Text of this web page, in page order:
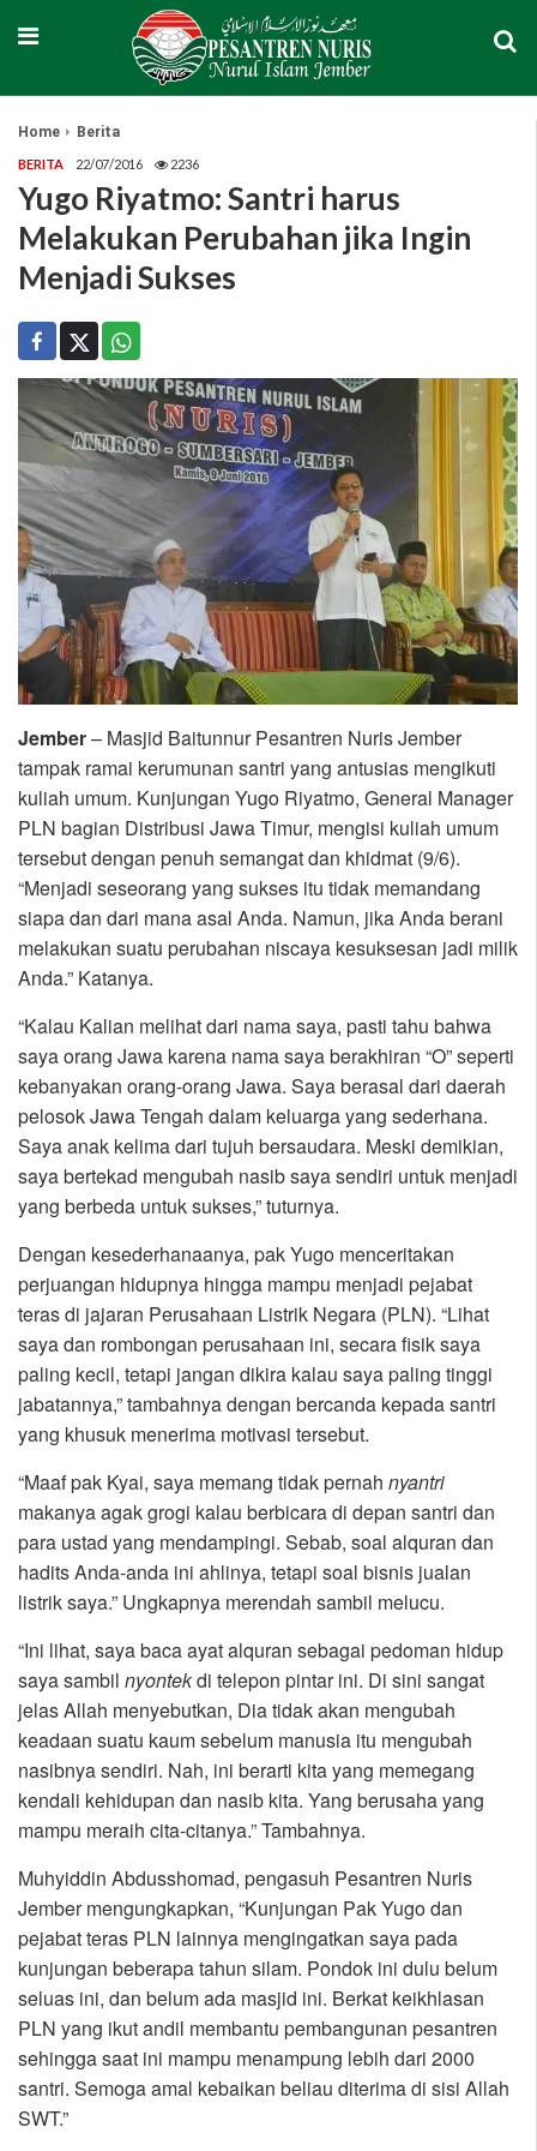
Home Berita
BERITA 22/07/2016 2236
Yugo Riyatmo: Santri harus
Melakukan Perubahan jika Ingin
Menjadi Sukses
Jember– Masjid Baitunnur Pesantren Nuris Jember
tampak ramai kerumunan santri yang antusias mengikuti
kuliah umum. Kunjungan Yugo Riyatmo, General Manager
PLN bagian Distribusi Jawa Timur, mengisi kuliah umum
tersebut dengan penuh semangat dan khidmat (9/6).
“Menjadi seseorang yang sukses itu tidak memandang
siapa dan dari mana asal Anda. Namun, jika Anda berani
melakukan suatu perubahan niscaya kesuksesan jadi milik
Anda.” Katanya.
“Kalau Kalian melihat dari nama saya, pasti tahu bahwa
saya orang Jawa karena nama saya berakhiran “O” seperti
kebanyakan orang-orang Jawa. Saya berasal dari daerah
pelosok Jawa Tengah dalam keluarga yang sederhana.
Saya anak kelima dari tujuh bersaudara. Meski demikian,
saya bertekad mengubah nasib saya sendiri untuk menjadi
yang berbeda untuk sukses,” tuturnya.
Dengan kesederhanaanya, pak Yugo menceritakan
perjuangan hidupnya hingga mampu menjadi pejabat
teras di jajaran Perusahaan Listrik Negara (PLN). “Lihat
saya dan rombongan perusahaan ini, secara fisik saya
paling kecil, tetapi jangan dikira kalau saya paling tinggi
jabatannya,” tambahnya dengan bercanda kepada santri
yang khusuk menerima motivasi tersebut.
“Maaf pak Kyai, saya memang tidak pernah nyantri
makanya agak grogi kalau berbicara di depan santri dan
para ustad yang mendampingi. Sebab, soal alquran dan
hadits Anda-anda ini ahlinya, tetapi soal bisnis jualan
listrik saya.” Ungkapnya merendah sambil melucu.
“Ini lihat, saya baca ayat alquran sebagai pedoman hidup
saya sambil nyontekdi telepon pintar ini. Di sini sangat
jelas Allah menyebutkan, Dia tidak akan mengubah
keadaan suatu kaum sebelum manusia itu mengubah
nasibnya sendiri. Nah, ini berarti kita yang memegang
kendali kehidupan dan nasib kita. Yang berusaha yang
mampu meraih cita-citanya.” Tambahnya.
Muhyiddin Abdusshomad, pengasuh Pesantren Nuris
Jember mengungkapkan, “Kunjungan Pak Yugo dan
pejabat teras PLN lainnya mengingatkan saya pada
kunjungan beberapa tahun silam. Pondok ini dulu belum
seluas ini, dan belum ada masjid ini. Berkat keikhlasan
PLN yang ikut andil membantu pembangunan pesantren
sehingga saat ini mampu menampung lebih dari 2000
santri. Semoga amal kebaikan beliau diterima di sisi Allah
SWT.”